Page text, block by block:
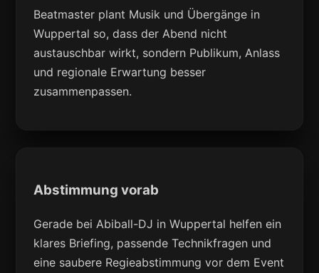
Beatmaster plant Musik und Übergänge in
Wuppertal so, dass der Abend nicht
austauschbar wirkt, sondern Publikum, Anlass
und regionale Erwartung besser
zusammenpassen.
Abstimmung vorab
Gerade bei Abiball-DJ in Wuppertal helfen ein
klares Briefing, passende Technikfragen und
eine saubere Regieabstimmung vor dem Event